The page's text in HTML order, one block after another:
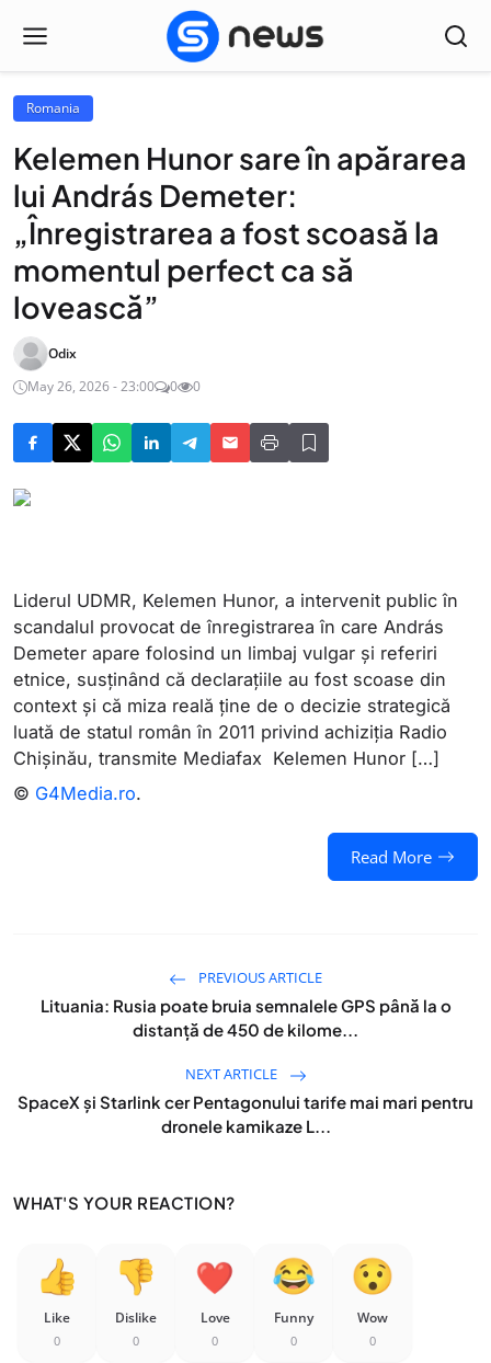
Romania
Kelemen Hunor sare în apărarea
lui András Demeter:
„Înregistrarea a fost scoasă la
momentul perfect ca să
lovească”
Odix
May 26, 2026 - 23:00
0 0
Liderul UDMR, Kelemen Hunor, a intervenit public în
scandalul provocat de înregistrarea în care András
Demeter apare folosind un limbaj vulgar și referiri
etnice, susținând că declarațiile au fost scoase din
context și că miza reală ține de o decizie strategică
luată de statul român în 2011 privind achiziția Radio
Chișinău, transmite Mediafax Kelemen Hunor […]
© G4Media.ro.
Read More
PREVIOUS ARTICLE
Lituania: Rusia poate bruia semnalele GPS până la o
distanță de 450 de kilome...
NEXT ARTICLE
SpaceX și Starlink cer Pentagonului tarife mai mari pentru
dronele kamikaze L...
WHAT'S YOUR REACTION?
Like
0
Dislike
0
Love
0
Funny
0
Wow
0